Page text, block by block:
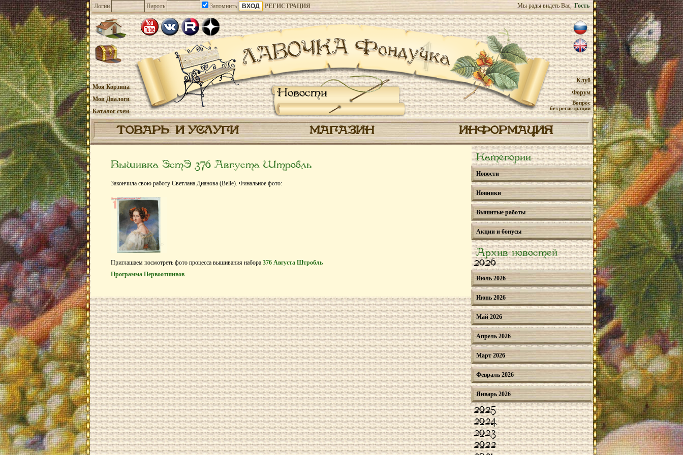
Логин Пароль Запомнить РЕГИСТРАЦИЯ Мы рады видеть Вас, Гость
Новости
Моя Корзина
Мои Диалоги
Каталог схем
Клуб
Форум
Вопрос
без регистрации
ТОВАРЫ И УСЛУГИ МАГАЗИН ИНФОРМАЦИЯ
Вышивка ЭстЭ 376 Августа Штробль
Закончила свою работу Светлана Дианова (Belle). Финальное фото:
Приглашаем посмотреть фото процесса вышивания набора 376 Августа Штробль
Программа Первоотшивов
Категории
Новости
Новинки
Вышитые работы
Акции и бонусы
Архив новостей
2026
Июль 2026
Июнь 2026
Май 2026
Апрель 2026
Март 2026
Февраль 2026
Январь 2026
2025
2024
2023
2022